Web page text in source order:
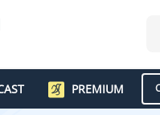
PREMIUM